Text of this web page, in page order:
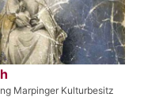
Marpinger Kulturbesitz